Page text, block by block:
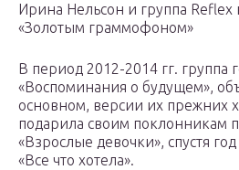
Ирина Нельсон и группа
«Золотым граммофоном»
В период 2012-2014 гг. группа
«Воспоминания о будущем»,
основном, версии их прежних
подарила своим поклонникам
«Взрослые девочки», спустя
«Все что хотела».